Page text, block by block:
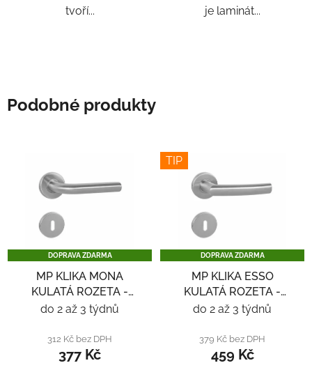
tvoří...
je laminát...
Podobné produkty
DOPRAVA ZDARMA
MP KLIKA MONA
KULATÁ ROZETA -
NEREZ
do 2 až 3 týdnů
312 Kč bez DPH
377 Kč
TIP
DOPRAVA ZDARMA
MP KLIKA ESSO
KULATÁ ROZETA -
NEREZ
do 2 až 3 týdnů
379 Kč bez DPH
459 Kč